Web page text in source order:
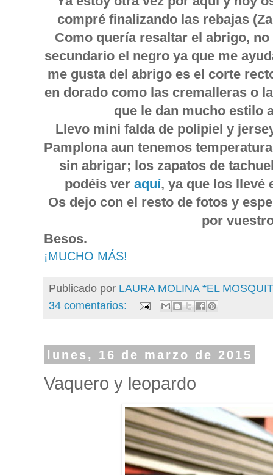
compré finalizando las rebajas
Como quería resaltar el abrigo,
secundario el negro ya que me
me gusta del abrigo es el corte
en dorado como las cremalleras o
que le dan mucho estilo
Llevo mini falda de polipiel y
Pamplona aun tenemos
sin abrigar; los zapatos de
podéis ver aquí, ya que los llevé
Os dejo con el resto de fotos y
por
Besos.
¡MUCHO MÁS!
Publicado por LAURA MOLINA *EL
34 comentarios:
lunes, 16 de marzo de 2015
Vaquero y leopardo